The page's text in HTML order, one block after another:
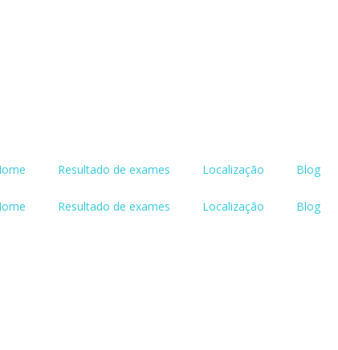
Resultado de exames Localização Blog
Resultado de exames Localização Blog